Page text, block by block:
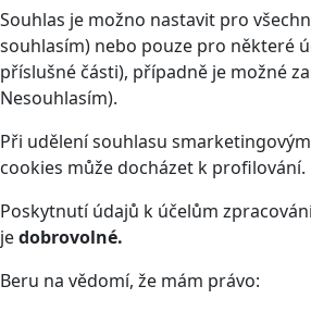
Souhlas je možno nastavit pro
souhlasím) nebo pouze pro některé
příslušné části), případně je možné
Nesouhlasím).
Při udělení souhlasu
cookies může docházet k profilování.
Poskytnutí údajů k účelům
jedobrovolné.
Beru na vědomí, že mám právo: